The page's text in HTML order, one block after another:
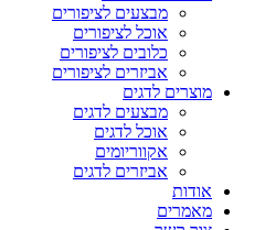
מבצעים לציפורים
אוכל לציפורים
כלובים לציפורים
אביזרים לציפורים
מוצרים לדגים
מבצעים לדגים
אוכל לדגים
אקווריומים
אביזרים לדגים
אודות
מאמרים